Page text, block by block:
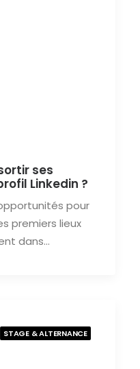
ses
Linkedin ?
pour
premiers lieux
dans…
STAGE & ALTERNANCE